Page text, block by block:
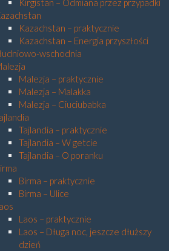
Kirgistan – Odmiana przez przypadki
Kazachstan – praktycznie
Kazachstan – Energia przyszłości
wschodnia
Malezja – praktycznie
Malezja – Malakka
Malezja – Ciuciubabka
Tajlandia – praktycznie
Tajlandia – W getcie
Tajlandia – O poranku
Birma – praktycznie
Birma – Ulice
Laos – praktycznie
Laos – Długa noc, jeszcze dłuższy
dzień